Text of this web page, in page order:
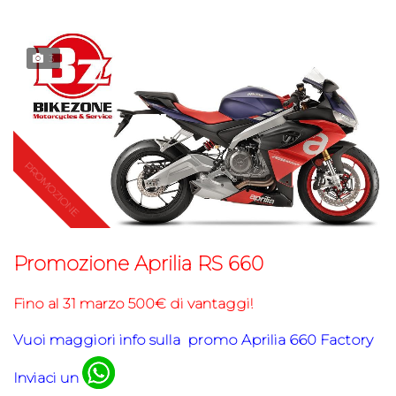
3
Promozione Aprilia RS 660
Fino al 31 marzo 500€ di vantaggi!
Vuoi maggiori info sulla promo Aprilia 660 Factory
Inviaci un